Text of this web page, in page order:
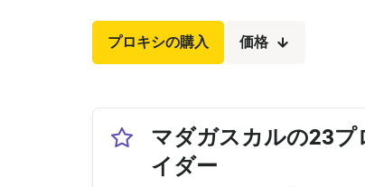
プロキシの購入 価格
マダガスカルの23プ
イダー